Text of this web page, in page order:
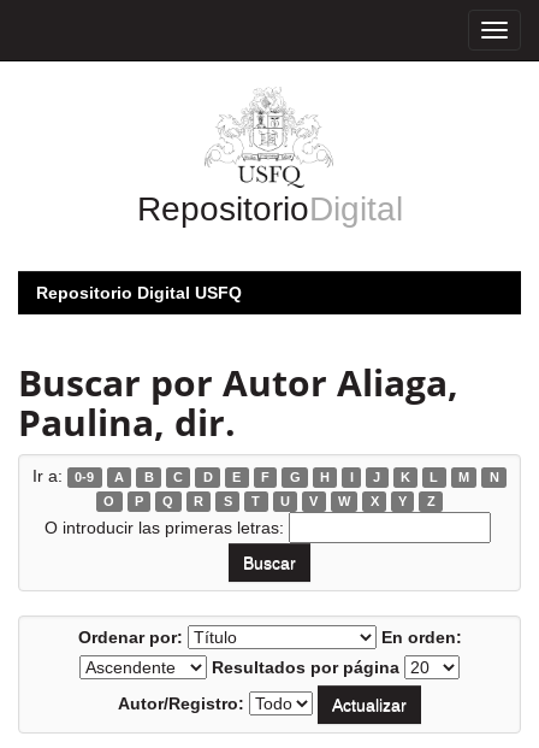
RepositorioDigital
Repositorio Digital USFQ
Buscar por Autor Aliaga,
Paulina, dir.
Ir a: 0-9 A B C D E F G H I J K L M
N
O
P Q R S T U V W X Y Z
O introducir las primeras letras:
Ordenar por:
En orden:
Resultados por página
Autor/Registro: